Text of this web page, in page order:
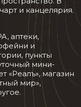
и канцелярия.
аптеки,
и
пункты
мини-
«Реалъ», магазин
мир»,